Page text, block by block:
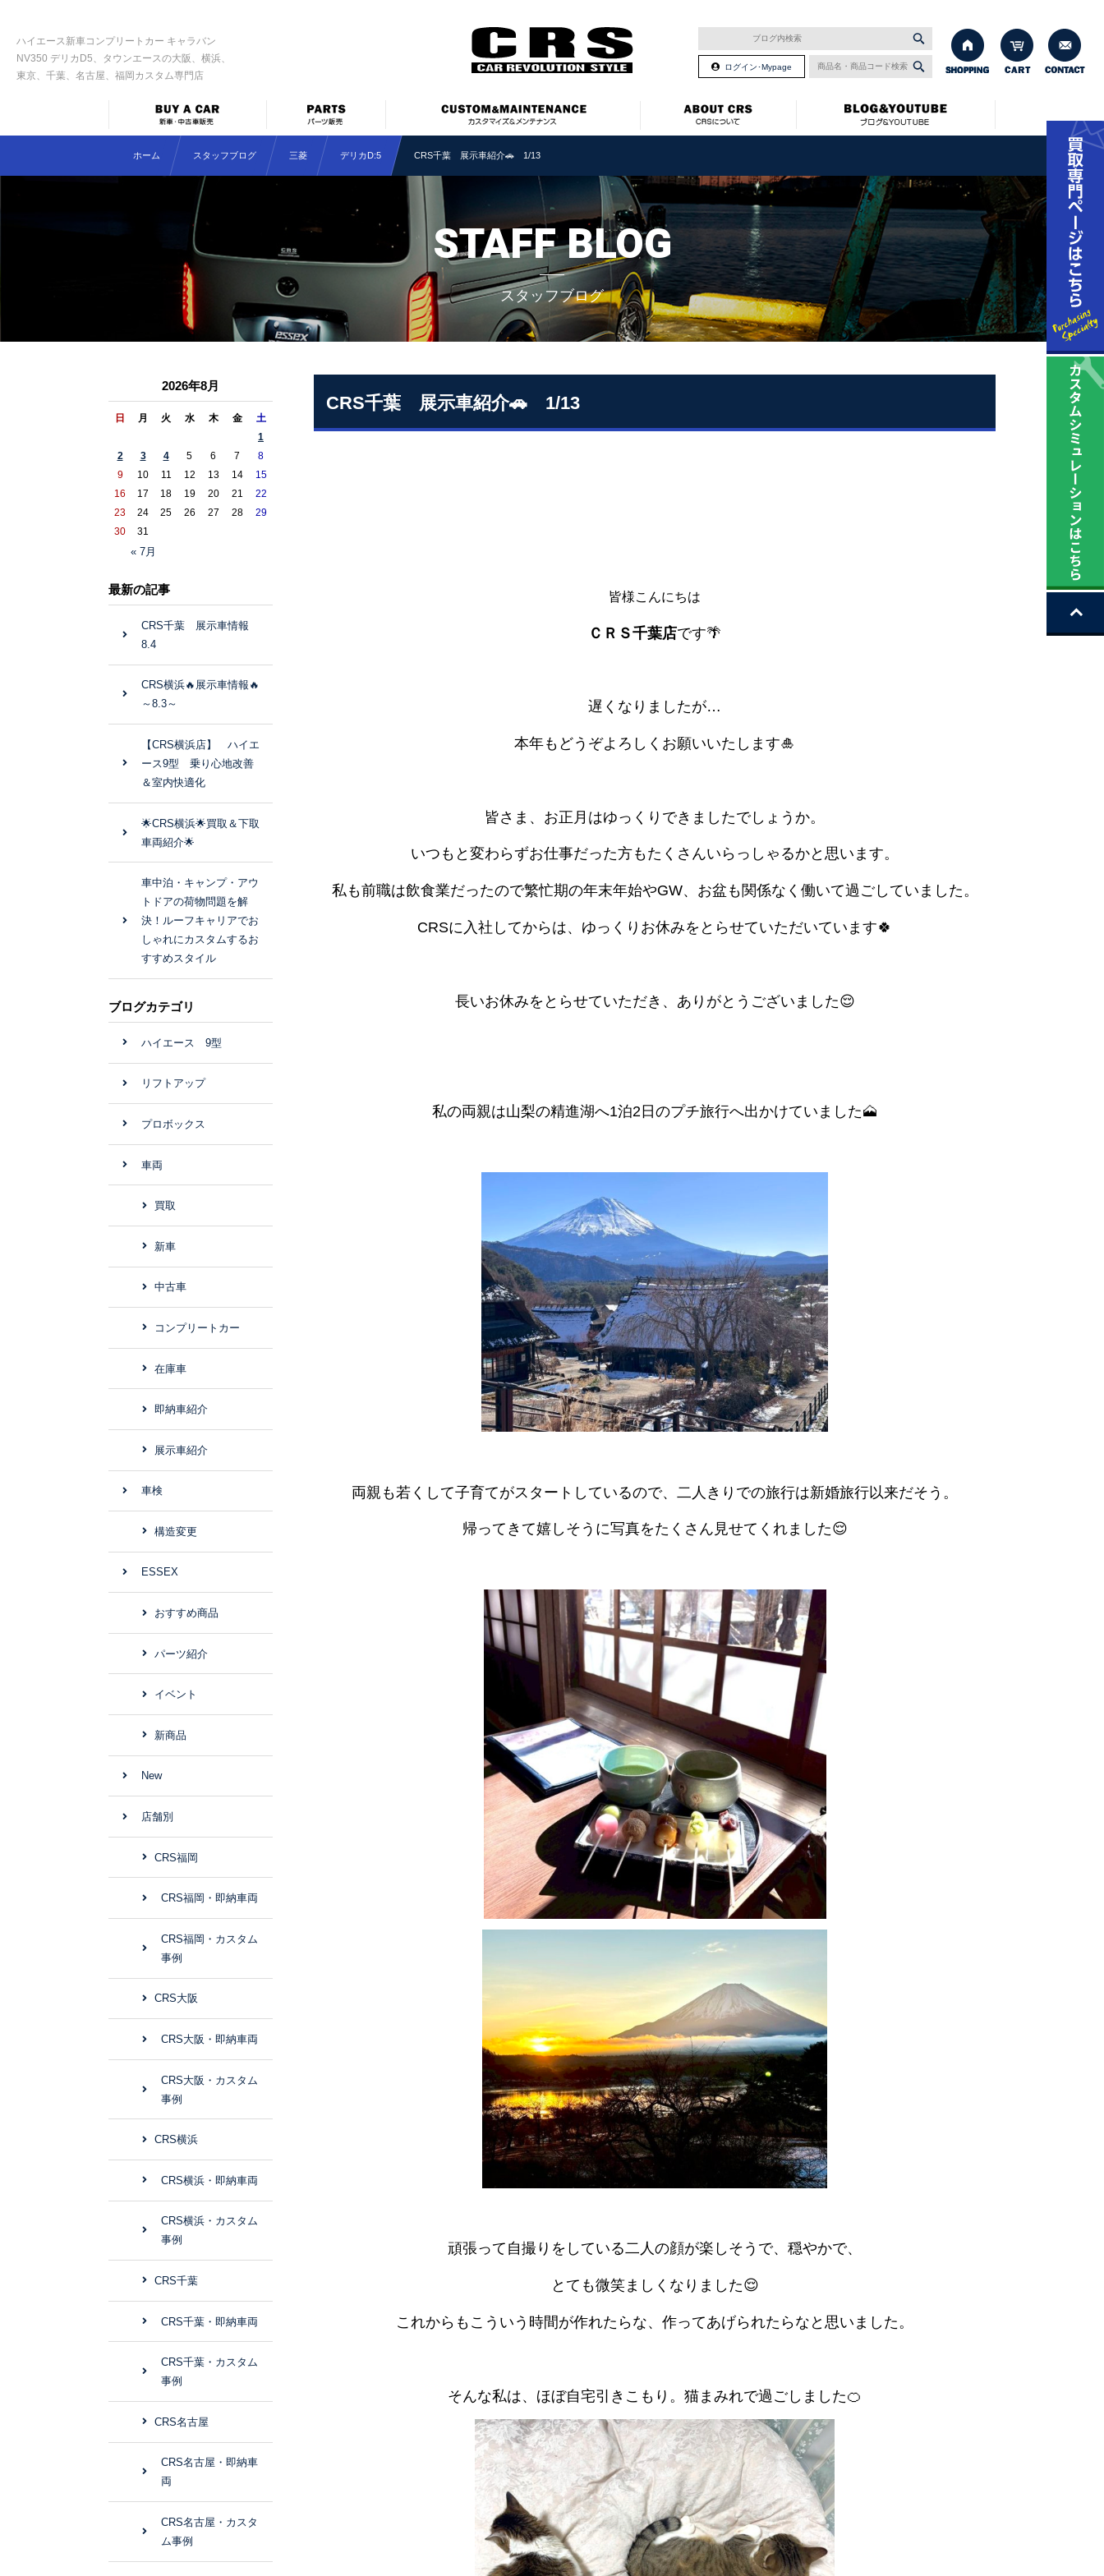
ハイエース新車コンプリートカー キャラバン
NV350 デリカD5、タウンエースの大阪、横浜、
東京、千葉、名古屋、福岡カスタム専門店
ログイン･Mypage
ホーム スタッフブログ 三菱 デリカD:5 CRS千葉 展示車紹介🚗 1/13
STAFF BLOG
スタッフブログ
CRS千葉 展示車紹介🚗 1/13
皆様こんにちは
ＣＲＳ千葉店です🌴
遅くなりましたが…
本年もどうぞよろしくお願いいたします🎍
皆さま、お正月はゆっくりできましたでしょうか。
いつもと変わらずお仕事だった方もたくさんいらっしゃるかと思います。
私も前職は飲食業だったので繁忙期の年末年始やGW、お盆も関係なく働いて過ごしていました。
CRSに入社してからは、ゆっくりお休みをとらせていただいています🍀
長いお休みをとらせていただき、ありがとうございました😌
私の両親は山梨の精進湖へ1泊2日のプチ旅行へ出かけていました🗻
両親も若くして子育てがスタートしているので、二人きりでの旅行は新婚旅行以来だそう。
帰ってきて嬉しそうに写真をたくさん見せてくれました😌
頑張って自撮りをしている二人の顔が楽しそうで、穏やかで、
とても微笑ましくなりました😌
これからもこういう時間が作れたらな、作ってあげられたらなと思いました。
そんな私は、ほぼ自宅引きこもり。猫まみれで過ごしました🍊
2026年8月
日 月 火 水 木 金 土
« 7月
1
2
3 4 5 6 7
8
9
10 11 12 13 14
15
16
17 18 19 20 21
22
23
24 25 26 27 28
29
30
31
最新の記事
CRS千葉 展示車情報
8.4
CRS横浜🔥展示車情報🔥
～8.3～
【CRS横浜店】 ハイエ
ース9型 乗り心地改善
＆室内快適化
🌟CRS横浜🌟買取＆下取
車両紹介🌟
車中泊・キャンプ・アウ
トドアの荷物問題を解
決！ルーフキャリアでお
しゃれにカスタムするお
すすめスタイル
ブログカテゴリ
ハイエース 9型
リフトアップ
プロボックス
車両
買取
新車
中古車
コンプリートカー
在庫車
即納車紹介
展示車紹介
車検
構造変更
ESSEX
おすすめ商品
パーツ紹介
イベント
新商品
New
店舗別
CRS福岡
CRS福岡・即納車両
CRS福岡・カスタム
事例
CRS大阪
CRS大阪・即納車両
CRS大阪・カスタム
事例
CRS横浜
CRS横浜・即納車両
CRS横浜・カスタム
事例
CRS千葉
CRS千葉・即納車両
CRS千葉・カスタム
事例
CRS名古屋
CRS名古屋・即納車
両
CRS名古屋・カスタ
ム事例